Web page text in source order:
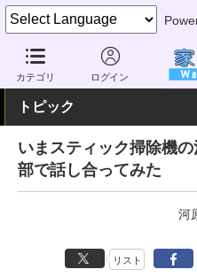
カテゴリ ログイン
家電 Watch 生活家電 掃除機
トピック
いまスティック掃除機
部で話し合ってみた
河
リスト